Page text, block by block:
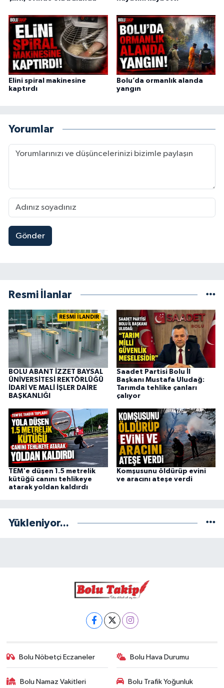
Elini spiral makinesine
kaptırdı
Bolu’da ormanlık alanda
yangın
Yorumlar
Gönder
Resmi İlanlar
RESMİ İLANDIR
BOLU ABANT İZZET BAYSAL
ÜNİVERSİTESİ REKTÖRLÜĞÜ
İDARİ VE MALİ İŞLER DAİRE
BAŞKANLIĞI
Saadet Partisi Bolu İl
Başkanı Mustafa Uludağ:
Tarımda tehlike çanları
çalıyor
TEM'e düşen 1.5 metrelik
kütüğü canını tehlikeye
atarak yoldan kaldırdı
Komşusunu öldürüp evini
ve aracını ateşe verdi
Yükleniyor...
Bolu Nöbetçi Eczaneler Bolu Hava Durumu
Bolu Namaz Vakitleri
Bolu Trafik Yoğunluk